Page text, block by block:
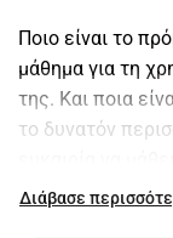
Ποιο είναι το
μάθημα για τη
της. Και ποια
το δυνατόν
να γίνει στη
Διάβασε